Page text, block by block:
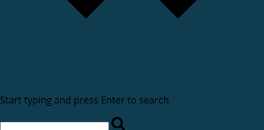
Start typing and press Enter to search